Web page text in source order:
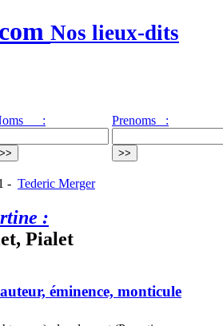
Nos lieux-dits
: Prenoms :
- Tederic Merger
:
Pialet
éminence, monticule